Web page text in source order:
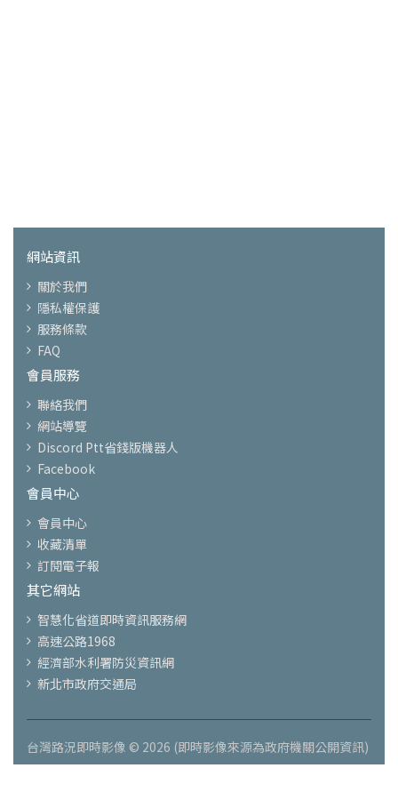
網站資訊
關於我們
隱私權保護
服務條款
FAQ
會員服務
聯絡我們
網站導覽
Discord Ptt省錢版機器人
Facebook
會員中心
會員中心
收藏清單
訂閱電子報
其它網站
智慧化省道即時資訊服務網
高速公路1968
經濟部水利署防災資訊網
新北市政府交通局
台灣路況即時影像 © 2026 (即時影像來源為政府機關公開資訊)